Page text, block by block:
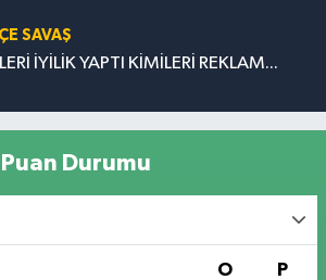
SAVAŞ
İYİLİK YAPTI KİMİLERİ REKLAM...
Durumu
O P